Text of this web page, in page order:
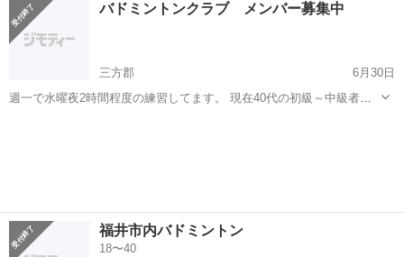
バドミントンクラブ メンバー募集中
三方郡
6月30日
週一で水曜夜2時間程度の練習してます。 現在40代の初級～中級者中
福井市内バドミントン
18〜40